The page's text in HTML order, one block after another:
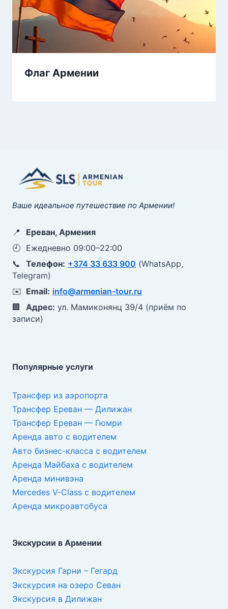
Флаг Армении
Ваше идеальное путешествие по Армении!
📍
Ереван, Армения
🕘 Ежедневно 09:00–22:00
📞
Телефон: +374 33 633 900 (WhatsApp,
Telegram)
✉️ Email: info@armenian-tour.ru
🏢
Адрес: ул. Мамиконянц 39/4 (приём по
записи)
Популярные услуги
Трансфер из аэропорта
Трансфер Ереван — Дилижан
Трансфер Ереван — Гюмри
Аренда авто с водителем
Авто бизнес-класса с водителем
Аренда Майбаха с водителем
Аренда минивэна
Mercedes V-Class с водителем
Аренда микроавтобуса
Экскурсии в Армении
Экскурсия Гарни – Гегард
Экскурсия на озеро Севан
Экскурсия в Дилижан